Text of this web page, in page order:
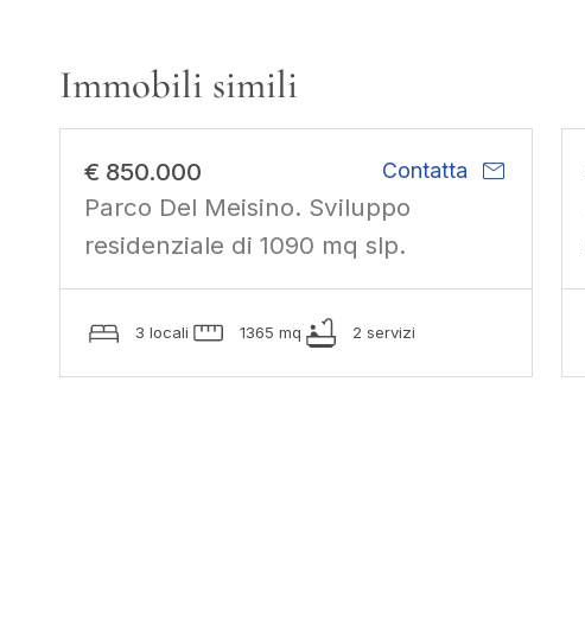
Immobili simili
€ 850.000 Contatta mail
Parco Del Meisino. Sviluppo
residenziale di 1090 mq slp.
3 locali 1365 mq 2 servizi